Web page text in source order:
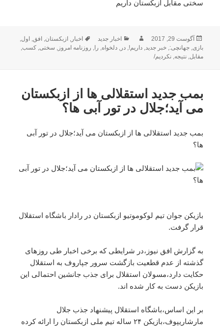
سختی مقابل ازبکستان داریم
ارسال
شده
در
آگوست 29, 2017 نویسندهدسته‌ها
اخبار جدید برچسب‌ها
اخبار, ازبکستان, افق, اول,
بازی,جهانچی:,خبر جدید,داریم!,در,دلخواه, را, روزنامه امروز, سختی,کسب,
مقابل,نتیجه,نکردیم/
بمب جدید استقلالی ها از ازبکستان
می آید؛جلال در تور آبی ها؟
بمب جدید استقلالی ها از ازبکستان می آید؛جلال در تور آبی
ها؟
بازیکن جوان تیم لوکوموتیو ازبکستان در رادار باشگاه استقلال
قرار گرفت.
به گزارش افق نیوز،در شرایطی که برخی اخبار طی روزهای
گذشته از عدم قطعیت بازگشت سرور جپاروف به استقلال
حکایت دارد،مسولان استقلال برای جذب جانشین احتمالی این
بازیکن دست به کار شده اند.
بر این اساس،باشگاه استقلال پیشنهاد جذب جلال
مارشاریپوف،بازیکن ۲۴ ساله تیم ملی ازبکستان را ارائه کرده